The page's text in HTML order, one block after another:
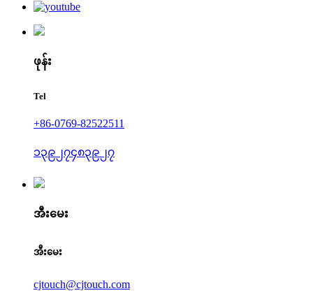
ဖုန်း
Tel
+86-0769-82522511
၁၃၉၂၇၄၈၃၉၂၇
အီးမေး
အီးမေး
cjtouch@cjtouch.com